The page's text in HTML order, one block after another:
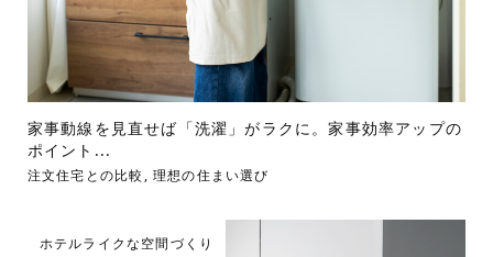
家事動線を見直せば「洗濯」がラクに。家事効率アップの
ポイント...
注文住宅との比較 , 理想の住まい選び
ホテルライクな空間づくり